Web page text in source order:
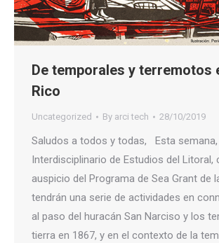
De temporales y terremotos
Rico
Uncategorized By arci tech 28/10/2019
Saludos a todos y todas, Esta semana,
Interdisciplinario de Estudios del Litoral,
auspicio del Programa de Sea Grant de
tendrán una serie de actividades en
al paso del huracán San Narciso y los
tierra en 1867, y en el contexto de la